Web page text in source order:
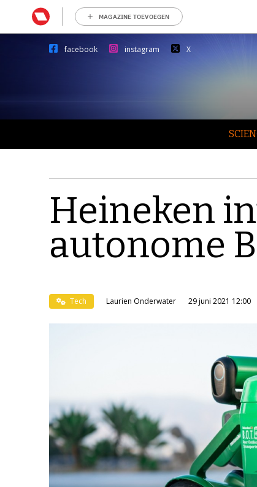
MAGAZINE TOEVOEGEN
facebook instagram X
Heineken
autonome
Tech Laurien Onderwater 29 juni 2021 12:00